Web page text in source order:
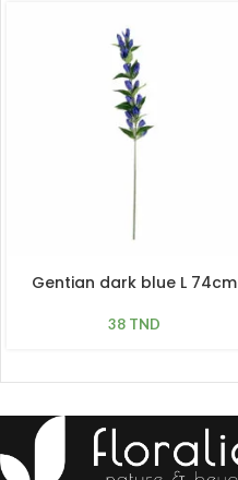
Gentian dark blue L 74cm
38 TND